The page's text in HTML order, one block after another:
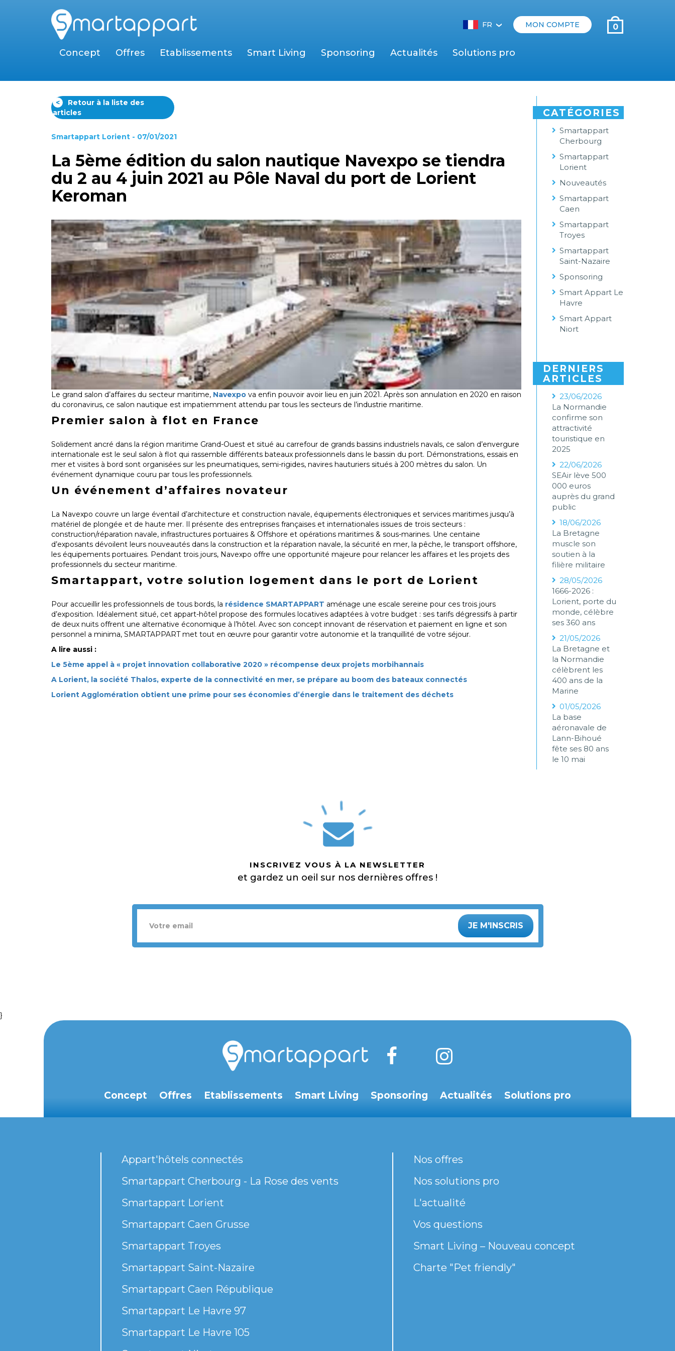
FR‹ MON COMPTE 0
Concept Offres Etablissements Smart Living Sponsoring Actualités Solutions pro
<
Retour à la liste des
articles
Smartappart Lorient - 07/01/2021
La 5ème édition du salon nautique Navexpo se tiendra
du 2 au 4 juin 2021 au Pôle Naval du port de Lorient
Keroman
Le grand salon d’affaires du secteur maritime, Navexpo va enfin pouvoir avoir lieu en juin 2021. Après son annulation en 2020 en raison
du coronavirus, ce salon nautique est impatiemment attendu par tous les secteurs de l’industrie maritime.
Premier salon à flot en France
Solidement ancré dans la région maritime Grand-Ouest et situé au carrefour de grands bassins industriels navals, ce salon d’envergure
internationale est le seul salon à flot qui rassemble différents bateaux professionnels dans le bassin du port. Démonstrations, essais en
mer et visites à bord sont organisées sur les pneumatiques, semi-rigides, navires hauturiers situés à 200 mètres du salon. Un
événement dynamique couru par tous les professionnels.
Un événement d’affaires novateur
La Navexpo couvre un large éventail d’architecture et construction navale, équipements électroniques et services maritimes jusqu’à
matériel de plongée et de haute mer. Il présente des entreprises françaises et internationales issues de trois secteurs :
construction/réparation navale, infrastructures portuaires & Offshore et opérations maritimes & sous-marines. Une centaine
d’exposants dévoilent leurs nouveautés dans la construction et la réparation navale, la sécurité en mer, la pêche, le transport offshore,
les équipements portuaires. Pendant trois jours, Navexpo offre une opportunité majeure pour relancer les affaires et les projets des
professionnels du secteur maritime.
Smartappart, votre solution logement dans le port de Lorient
Pour accueillir les professionnels de tous bords, la résidence SMARTAPPART aménage une escale sereine pour ces trois jours
d’exposition. Idéalement situé, cet appart-hôtel propose des formules locatives adaptées à votre budget : ses tarifs dégressifs à partir
de deux nuits offrent une alternative économique à l’hôtel. Avec son concept innovant de réservation et paiement en ligne et son
personnel a minima, SMARTAPPART met tout en œuvre pour garantir votre autonomie et la tranquillité de votre séjour.
A lire aussi :
Le 5ème appel à « projet innovation collaborative 2020 » récompense deux projets morbihannais
A Lorient, la société Thalos, experte de la connectivité en mer, se prépare au boom des bateaux connectés
Lorient Agglomération obtient une prime pour ses économies d’énergie dans le traitement des déchets
CATÉGORIES
Smartappart
Cherbourg
Smartappart
Lorient
Nouveautés
Smartappart
Caen
Smartappart
Troyes
Smartappart
Saint-Nazaire
Sponsoring
Smart Appart Le
Havre
Smart Appart
Niort
DERNIERS
ARTICLES
23/06/2026
La Normandie
confirme son
attractivité
touristique en
2025
22/06/2026
SEAir lève 500
000 euros
auprès du grand
public
18/06/2026
La Bretagne
muscle son
soutien à la
filière militaire
28/05/2026
1666-2026 :
Lorient, porte du
monde, célèbre
ses 360 ans
21/05/2026
La Bretagne et
la Normandie
célèbrent les
400 ans de la
Marine
01/05/2026
La base
aéronavale de
Lann-Bihoué
fête ses 80 ans
le 10 mai
INSCRIVEZ VOUS À LA NEWSLETTER
et gardez un oeil sur nos dernières offres !
JE M'INSCRIS
}
Concept Offres Etablissements Smart Living Sponsoring Actualités Solutions pro
Appart'hôtels connectés
Smartappart Cherbourg - La Rose des vents
Smartappart Lorient
Smartappart Caen Grusse
Smartappart Troyes
Smartappart Saint-Nazaire
Smartappart Caen République
Smartappart Le Havre 97
Smartappart Le Havre 105
Nos offres
Nos solutions pro
L'actualité
Vos questions
Smart Living – Nouveau concept
Charte "Pet friendly"